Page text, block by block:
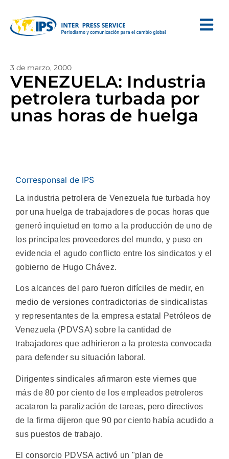
3 de marzo, 2000
VENEZUELA: Industria
petrolera turbada por
unas horas de huelga
Corresponsal de IPS
La industria petrolera de Venezuela fue turbada hoy
por una huelga de trabajadores de pocas horas que
generó inquietud en torno a la producción de uno de
los principales proveedores del mundo, y puso en
evidencia el agudo conflicto entre los sindicatos y el
gobierno de Hugo Chávez.
Los alcances del paro fueron difíciles de medir, en
medio de versiones contradictorias de sindicalistas
y representantes de la empresa estatal Petróleos de
Venezuela (PDVSA) sobre la cantidad de
trabajadores que adhirieron a la protesta convocada
para defender su situación laboral.
Dirigentes sindicales afirmaron este viernes que
más de 80 por ciento de los empleados petroleros
acataron la paralización de tareas, pero directivos
de la firma dijeron que 90 por ciento había acudido a
sus puestos de trabajo.
El consorcio PDVSA activó un "plan de